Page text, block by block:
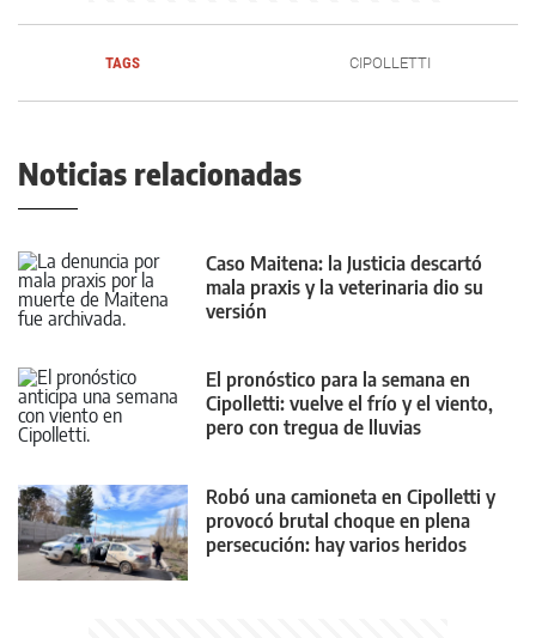
TAGS CIPOLLETTI
Noticias relacionadas
Caso Maitena: la Justicia descartó
mala praxis y la veterinaria dio su
versión
El pronóstico para la semana en
Cipolletti: vuelve el frío y el viento,
pero con tregua de lluvias
Robó una camioneta en Cipolletti y
provocó brutal choque en plena
persecución: hay varios heridos